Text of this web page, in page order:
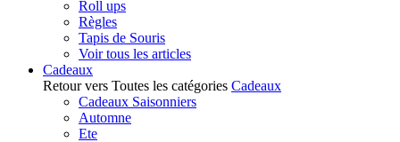
Roll ups
Règles
Tapis de Souris
Voir tous les articles
Cadeaux
Retour vers Toutes les catégories Cadeaux
Cadeaux Saisonniers
Automne
Ete